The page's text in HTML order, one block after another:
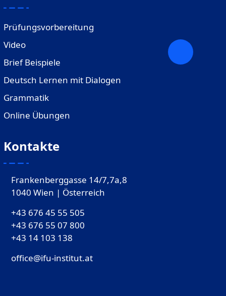
Prüfungsvorbereitung
Video
Brief Beispiele
Deutsch Lernen mit Dialogen
Grammatik
Online Übungen
Kontakte
Frankenberggasse 14/7,7a,8
1040 Wien | Österreich
+43 676 45 55 505
+43 676 55 07 800
‎+43 14 103 138
office@ifu-institut.at